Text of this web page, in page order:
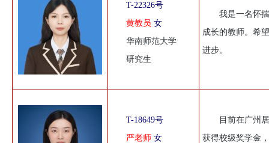
T-22326号
黄教员 女
华南师范大学
研究生
我是一名怀
成长的教师。希
进步。
T-18649号
严老师 女
目前在广州
获得校级奖学金